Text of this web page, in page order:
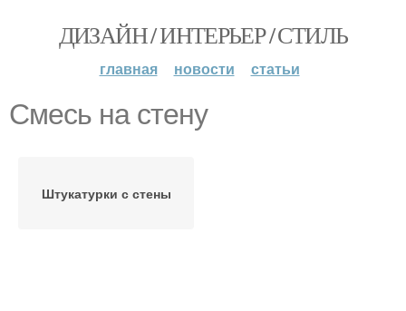
ДИЗАЙН / ИНТЕРЬЕР / СТИЛЬ
главная новости статьи
Смесь на стену
Штукатурки с стены